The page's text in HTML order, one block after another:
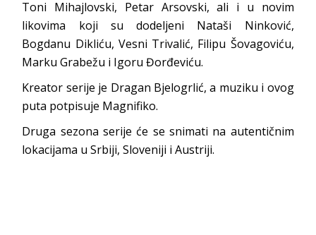
Toni Mihajlovski, Petar Arsovski, ali i u novim
likovima koji su dodeljeni Nataši Ninković,
Bogdanu Dikliću, Vesni Trivalić, Filipu Šovagoviću,
Marku Grabežu i Igoru Đorđeviću.
Kreator serije je Dragan Bjelogrlić, a muziku i ovog
puta potpisuje Magnifiko.
Druga sezona serije će se snimati na autentičnim
lokacijama u Srbiji, Sloveniji i Austriji.